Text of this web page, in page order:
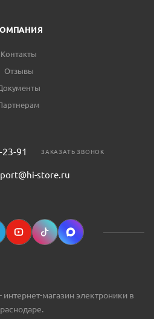
Контакты
Отзывы
91 ЗАКАЗАТЬ ЗВОНОК
store.ru
магазин электроники в